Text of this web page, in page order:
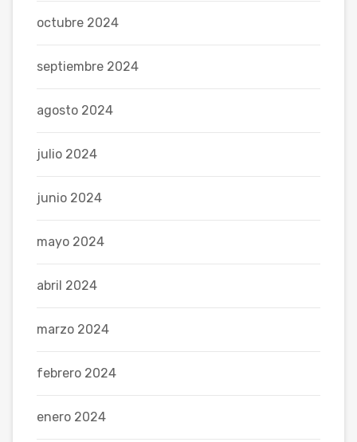
octubre 2024
septiembre 2024
agosto 2024
julio 2024
junio 2024
mayo 2024
abril 2024
marzo 2024
febrero 2024
enero 2024